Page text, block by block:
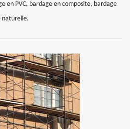
en PVC, bardage en composite, bardage
naturelle.